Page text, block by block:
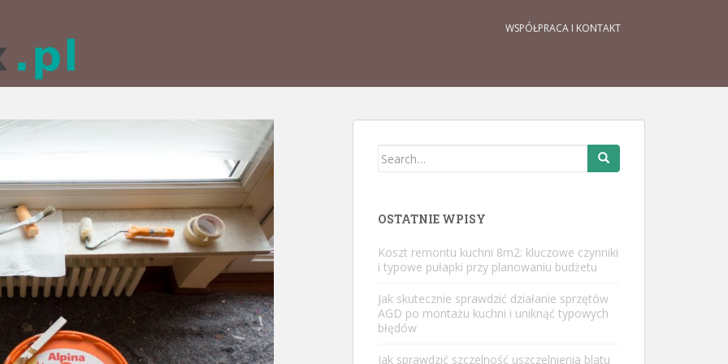
WSPÓŁPRACA I KONTAKT
Search
OSTATNIE WPISY
Koszt remontu kuchni 8m2: kluczowe czynniki
i typowe pułapki przy planowaniu budżetu
Jak skutecznie sprawdzić działanie sprzętów
AGD po montażu kuchni i uniknąć typowych
błędów
Jak sprawdzić szczelność uszczelnienia blatu